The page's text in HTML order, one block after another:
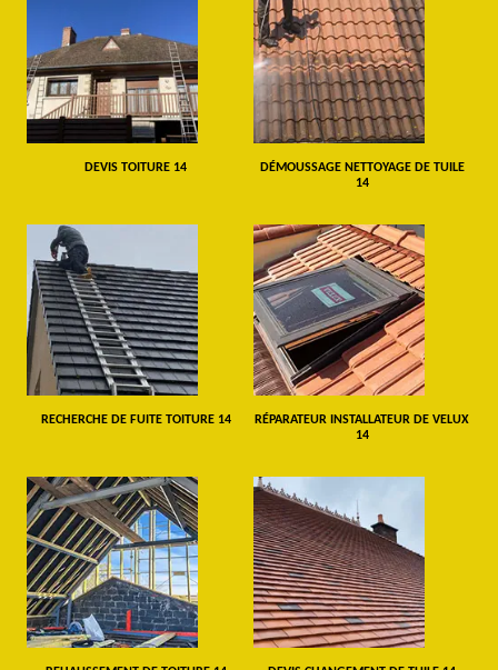
DEVIS TOITURE 14
DÉMOUSSAGE NETTOYAGE DE TUILE
14
RECHERCHE DE FUITE TOITURE 14
RÉPARATEUR INSTALLATEUR DE VELUX
14